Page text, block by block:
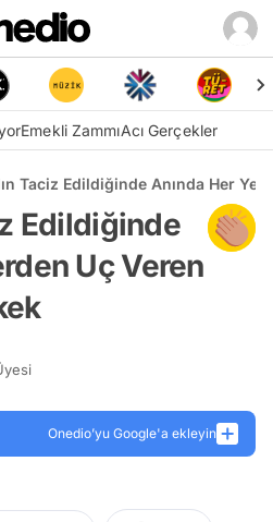
Emekli ZammıAcı Gerçekler
Taciz Edildiğinde Anında Her
Edildiğinde
Uç Veren
Onedio’yu Google'a ekleyin